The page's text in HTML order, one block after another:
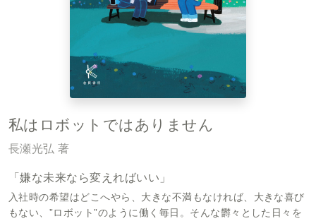
私はロボットではありません
長瀬光弘 著
「嫌な未来なら変えればいい」
入社時の希望はどこへやら、大きな不満もなければ、大きな喜び
もない、”ロボット”のように働く毎日。そんな欝々とした日々を